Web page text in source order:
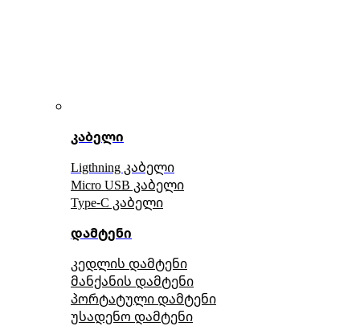
კაბელი
Ligthning კაბელი
Micro USB კაბელი
Type-C კაბელი
დამტენი
კედლის დამტენი
მანქანის დამტენი
პორტატული დამტენი
უსადენო დამტენი